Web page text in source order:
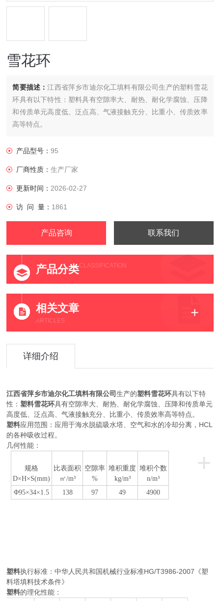
雪花环
简要描述：江西省萍乡市迪尔化工填料有限公司生产的塑料雪花
环具有以下特性：塑料具有空隙率大、耐热、耐化学腐蚀、压降
和传质单元高度低、泛点高、气液接触充分、比重小、传质效率
高等特点。
HCL的各种吸收过程。
产品型号：95
厂商性质：生产厂家
更新时间： 2026-02-27
访 问 量： 1861
产品咨询 联系我们
产品分类CLASSIFICATION
相关文章
ARTICLES
详细介绍
江西省萍乡市迪尔化工填料有限公司生产的塑料雪花环具有以下特
性：塑料雪花环具有空隙率大、耐热、耐化学腐蚀、压降和传质单元
高度低、泛点高、气液接触充分、比重小、传质效率高等特点。
塑料应用范围：应用于海水脱硫吸水塔、空气和水的冷却分离， HCL
的各种吸收过程。
几何性能：
+
规格
D×H×S(mm)
比表面积
㎡/m³
空隙率
%
堆积重度
kg/m³
堆积个数
n/m³
Φ95×34×1.5 138 97 49 4900
塑料执行标准：中华人民共和国机械行业标准HG/T3986-2007 《塑
料塔填料技术条件》
塑料的理化性能：